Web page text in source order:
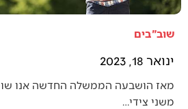
שוב"בים
ינואר 18, 2023
מאז הושבעה הממשלה החדשה אנו
משני צידי…